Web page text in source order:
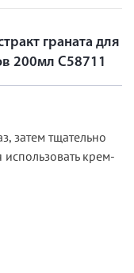
граната для
200мл С58711
затем тщательно
крем-